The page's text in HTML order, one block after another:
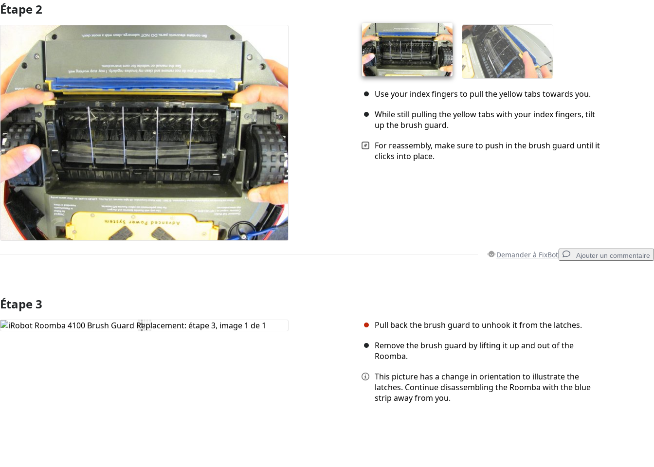
Étape 2
Use your index fingers to pull the yellow tabs towards you.
While still pulling the yellow tabs with your index fingers, tilt
up the brush guard.
For reassembly, make sure to push in the brush guard until it
clicks into place.
Demander à FixBot Ajouter un commentaire
Ajouter un commentaire
Annuler Publier un commentaire
Étape 3
Pull back the brush guard to unhook it from the latches.
Remove the brush guard by lifting it up and out of the
Roomba.
This picture has a change in orientation to illustrate the
latches. Continue disassembling the Roomba with the blue
strip away from you.